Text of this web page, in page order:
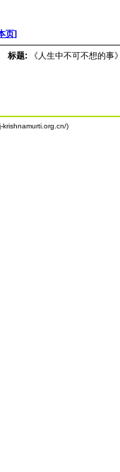
页]
标题: 《人生中不可不想的事
krishnamurti.org.cn/)